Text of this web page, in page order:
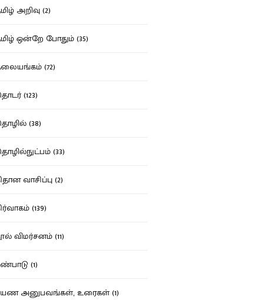
அறிவு (2)
ஒன்றே போதும் (35)
(72)
(123)
(38)
(33)
வாசிப்பு (2)
(139)
விமர்சனம் (11)
(1)
அனுபவங்கள், உரைகள் (1)